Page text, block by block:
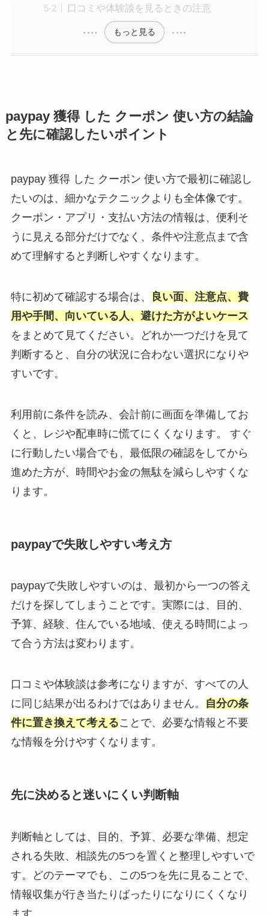
口コミや体験談を見るときの注意
もっと見る
paypay 獲得 した クーポン 使い方の結論
と先に確認したいポイント
paypay 獲得 した クーポン 使い方で最初に確認し
たいのは、細かなテクニックよりも全体像です。
クーポン・アプリ・支払い方法の情報は、便利そ
うに見える部分だけでなく、条件や注意点まで含
めて理解すると判断しやすくなります。
特に初めて確認する場合は、
良い面、注意点、費
用や手間、向いている人、避けた方がよいケース
をまとめて見てください。どれか一つだけを見て
判断すると、自分の状況に合わない選択になりや
すいです。
利用前に条件を読み、会計前に画面を準備してお
くと、レジや配車時に慌てにくくなります。 すぐ
に行動したい場合でも、最低限の確認をしてから
進めた方が、時間やお金の無駄を減らしやすくな
ります。
paypayで失敗しやすい考え方
paypayで失敗しやすいのは、最初から一つの答え
だけを探してしまうことです。実際には、目的、
予算、経験、住んでいる地域、使える時間によっ
て合う方法は変わります。
口コミや体験談は参考になりますが、すべての人
に同じ結果が出るわけではありません。
自分の条
件に置き換えて考えることで、必要な情報と不要
な情報を分けやすくなります。
先に決めると迷いにくい判断軸
判断軸としては、目的、予算、必要な準備、想定
される失敗、相談先の5つを置くと整理しやすいで
す。どのテーマでも、この5つを先に見ることで、
情報収集が行き当たりばったりになりにくくなり
ます。